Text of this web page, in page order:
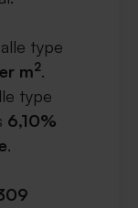
type
m2.
type
6,10%
.